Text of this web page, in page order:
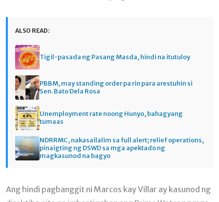
ALSO READ:
Tigil-pasada ng Pasang Masda, hindi na itutuloy
PBBM, may standing order pa rin para arestuhin si
Sen. Bato Dela Rosa
Unemployment rate noong Hunyo, bahagyang
tumaas
NDRRMC, nakasailalim sa full alert; relief operations,
pinaigting ng DSWD sa mga apektado ng
magkasunod na bagyo
Ang hindi pagbanggit ni Marcos kay Villar ay kasunod ng